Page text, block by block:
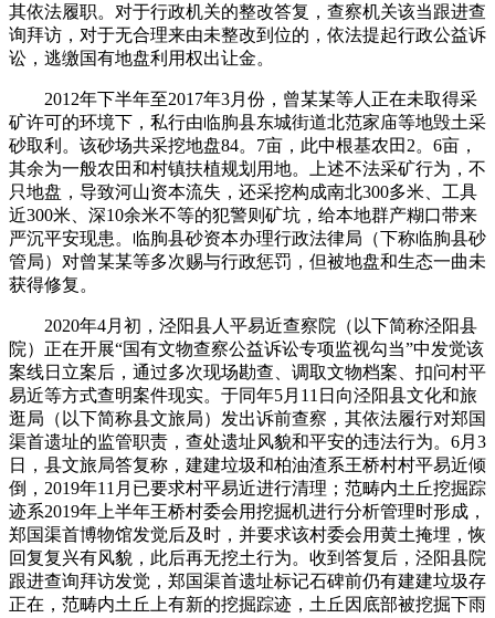
其依法履职。对于行政机关的整改答复，查察机关该当跟进查
询拜访，对于无合理来由未整改到位的，依法提起行政公益诉
讼，逃缴国有地盘利用权出让金。
2012年下半年至2017年3月份，曾某某等人正在未取得采
矿许可的环境下，私行由临朐县东城街道北范家庙等地毁土采
砂取利。该砂场共采挖地盘84。7亩，此中根基农田2。6亩，
其余为一般农田和村镇扶植规划用地。上述不法采矿行为，不
只地盘，导致河山资本流失，还采挖构成南北300多米、工具
近300米、深10余米不等的犯警则矿坑，给本地群产糊口带来
严沉平安现患。临朐县砂资本办理行政法律局（下称临朐县砂
管局）对曾某某等多次赐与行政惩罚，但被地盘和生态一曲未
获得修复。
2020年4月初，泾阳县人平易近查察院（以下简称泾阳县
院）正在开展“国有文物查察公益诉讼专项监视勾当”中发觉该
案线日立案后，通过多次现场勘查、调取文物档案、扣问村平
易近等方式查明案件现实。于同年5月11日向泾阳县文化和旅
逛局（以下简称县文旅局）发出诉前查察，其依法履行对郑国
渠首遗址的监管职责，查处遗址风貌和平安的违法行为。6月3
日，县文旅局答复称，建建垃圾和柏油渣系王桥村村平易近倾
倒，2019年11月已要求村平易近进行清理；范畴内土丘挖掘踪
迹系2019年上半年王桥村委会用挖掘机进行分析管理时形成，
郑国渠首博物馆发觉后及时，并要求该村委会用黄土掩埋，恢
回复复兴有风貌，此后再无挖土行为。收到答复后，泾阳县院
跟进查询拜访发觉，郑国渠首遗址标记石碑前仍有建建垃圾存
正在，范畴内土丘上有新的挖掘踪迹，土丘因底部被挖掘下雨